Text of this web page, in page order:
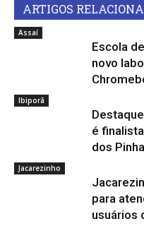
ARTIGOS
Assaí
Escola
novo
Ibiporã
é
dos
Jacarezinho
para
usuários